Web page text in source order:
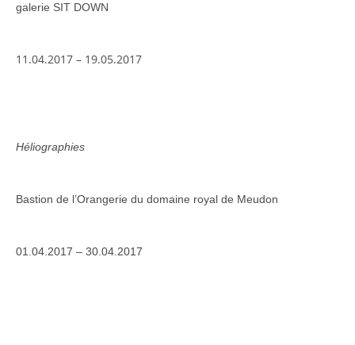
galerie SIT DOWN
11.04.2017 – 19.05.2017
Héliographies
Bastion de l’Orangerie du domaine royal de Meudon
01.04.2017 – 30.04.2017